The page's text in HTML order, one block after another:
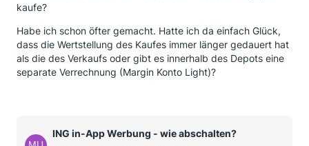
kaufe?
Habe ich schon öfter gemacht. Hatte ich da einfach Glück,
dass die Wertstellung des Kaufes immer länger gedauert hat
als die des Verkaufs oder gibt es innerhalb des Depots eine
separate Verrechnung (Margin Konto Light)?
ING in-App Werbung - wie abschalten?